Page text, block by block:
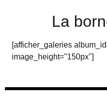
La
[afficher_galeries
image_height="150px"]